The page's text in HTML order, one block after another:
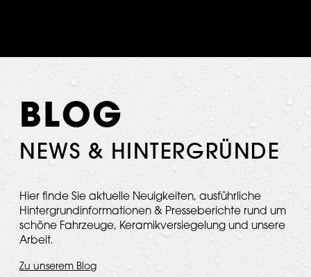
BLOG
NEWS & HINTERGRÜNDE
Hier finde Sie aktuelle Neuigkeiten, ausführliche
Hintergrundinformationen & Presseberichte rund um
schöne Fahrzeuge, Keramikversiegelung und unsere
Arbeit.
Zu unserem Blog